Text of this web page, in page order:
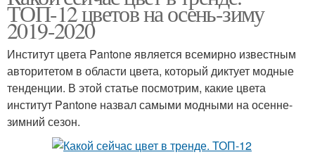
ТОП-12 цветов на осень-зиму
2019-2020
Институт цвета Pantone является всемирно известным
авторитетом в области цвета, который диктует модные
тенденции. В этой статье посмотрим, какие цвета
институт Pantone назвал самыми модными на осенне-
зимний сезон.